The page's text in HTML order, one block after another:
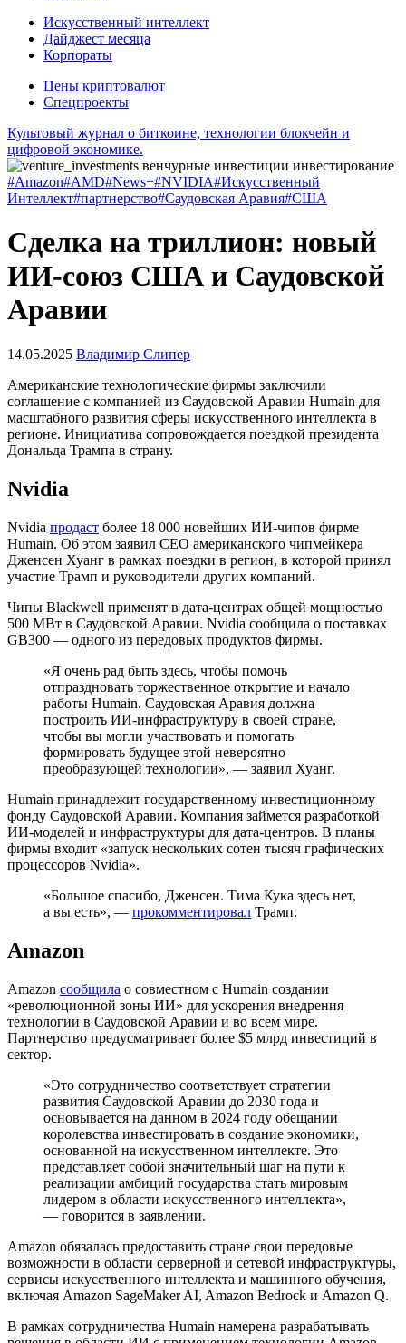
Искусственный интеллект
Дайджест месяца
Корпораты
Цены криптовалют
Спецпроекты
Культовый журнал о биткоине, технологии блокчейн и
цифровой экономике.
#Amazon#AMD#News+#NVIDIA#Искусственный
Интеллект#партнерство#Саудовская Аравия#США
Сделка на триллион: новый
ИИ-союз США и Саудовской
Аравии
14.05.2025 Владимир Слипер
Американские технологические фирмы заключили
соглашение с компанией из Саудовской Аравии Humain для
масштабного развития сферы искусственного интеллекта в
регионе. Инициатива сопровождается поездкой президента
Дональда Трампа в страну.
Nvidia
Nvidia продаст более 18 000 новейших ИИ-чипов фирме
Humain. Об этом заявил CEO американского чипмейкера
Дженсен Хуанг в рамках поездки в регион, в которой принял
участие Трамп и руководители других компаний.
Чипы Blackwell применят в дата-центрах общей мощностью
500 МВт в Саудовской Аравии. Nvidia сообщила о поставках
GB300 — одного из передовых продуктов фирмы.
«Я очень рад быть здесь, чтобы помочь
отпраздновать торжественное открытие и начало
работы Humain. Саудовская Аравия должна
построить ИИ-инфраструктуру в своей стране,
чтобы вы могли участвовать и помогать
формировать будущее этой невероятно
преобразующей технологии», — заявил Хуанг.
Humain принадлежит государственному инвестиционному
фонду Саудовской Аравии. Компания займется разработкой
ИИ-моделей и инфраструктуры для дата-центров. В планы
фирмы входит «запуск нескольких сотен тысяч графических
процессоров Nvidia».
«Большое спасибо, Дженсен. Тима Кука здесь нет,
а вы есть», — прокомментировал Трамп.
Amazon
Amazon сообщила о совместном с Humain создании
«революционной зоны ИИ» для ускорения внедрения
технологии в Саудовской Аравии и во всем мире.
Партнерство предусматривает более $5 млрд инвестиций в
сектор.
«Это сотрудничество соответствует стратегии
развития Саудовской Аравии до 2030 года и
основывается на данном в 2024 году обещании
королевства инвестировать в создание экономики,
основанной на искусственном интеллекте. Это
представляет собой значительный шаг на пути к
реализации амбиций государства стать мировым
лидером в области искусственного интеллекта»,
— говорится в заявлении.
Amazon обязалась предоставить стране свои передовые
возможности в области серверной и сетевой инфраструктуры,
сервисы искусственного интеллекта и машинного обучения,
включая Amazon SageMaker AI, Amazon Bedrock и Amazon Q.
В рамках сотрудничества Humain намерена разрабатывать